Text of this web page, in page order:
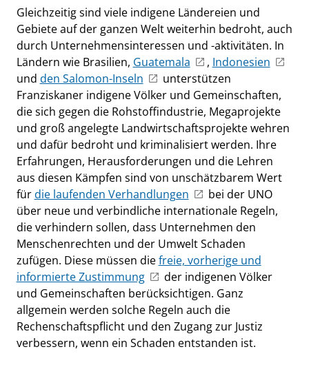
Gleichzeitig sind viele indigene Ländereien und
Gebiete auf der ganzen Welt weiterhin bedroht, auch
durch Unternehmensinteressen und -aktivitäten. In
Ländern wie Brasilien, Guatemala , Indonesien
und den Salomon-Inseln
unterstützen
Franziskaner indigene Völker und Gemeinschaften,
die sich gegen die Rohstoffindustrie, Megaprojekte
und groß angelegte Landwirtschaftsprojekte wehren
und dafür bedroht und kriminalisiert werden. Ihre
Erfahrungen, Herausforderungen und die Lehren
aus diesen Kämpfen sind von unschätzbarem Wert
fürdie laufenden Verhandlungen
bei der UNO
über neue und verbindliche internationale Regeln,
die verhindern sollen, dass Unternehmen den
Menschenrechten und der Umwelt Schaden
zufügen. Diese müssen diefreie, vorherige und
informierte Zustimmung
der indigenen Völker
und Gemeinschaften berücksichtigen. Ganz
allgemein werden solche Regeln auch die
Rechenschaftspflicht und den Zugang zur Justiz
verbessern, wenn ein Schaden entstanden ist.